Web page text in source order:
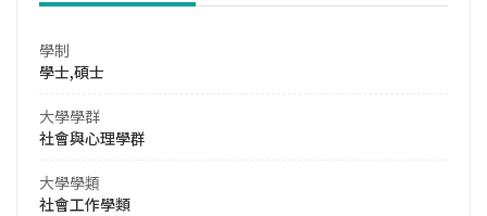
學制
學士,碩士
大學學群
社會與心理學群
大學學類
社會工作學類